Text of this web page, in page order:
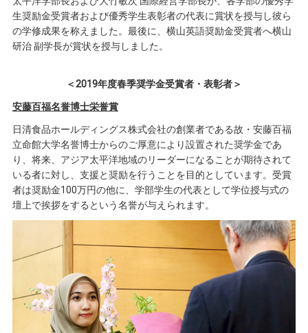
生奨励金受賞者および優秀学生表彰者の代表に賞状を授与し彼ら
の学修成果を称えました。最後に、横山英語奨励金受賞者へ横山
研治 副学長が賞状を授与しました。
＜2019年度春季奨学金受賞者・表彰者＞
安藤百福名誉博士栄誉賞
日清食品ホールディングス株式会社の創業者である故・安藤百福
立命館大学名誉博士からのご厚意により設置された奨学金であ
り、将来、アジア太平洋地域のリーダーになることが期待されて
いる者に対し、支援と奨励を行うことを目的としています。受賞
者は奨励金100万円の他に、学部学生の代表として学位授与式の
壇上で挨拶をするという名誉が与えられます。